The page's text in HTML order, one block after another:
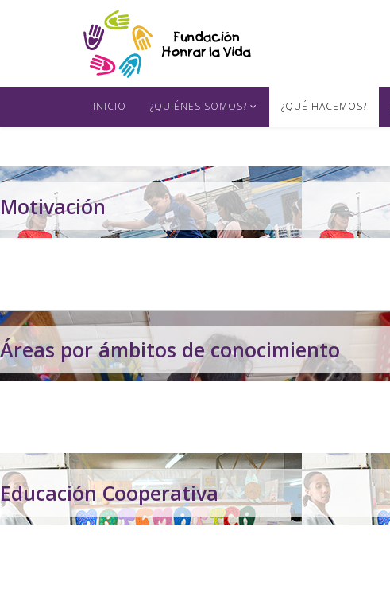
INICIO ¿QUIÉNES SOMOS? ¿QUÉ HACEMOS?
Motivación
Áreas por ámbitos de conocimiento
Educación Cooperativa